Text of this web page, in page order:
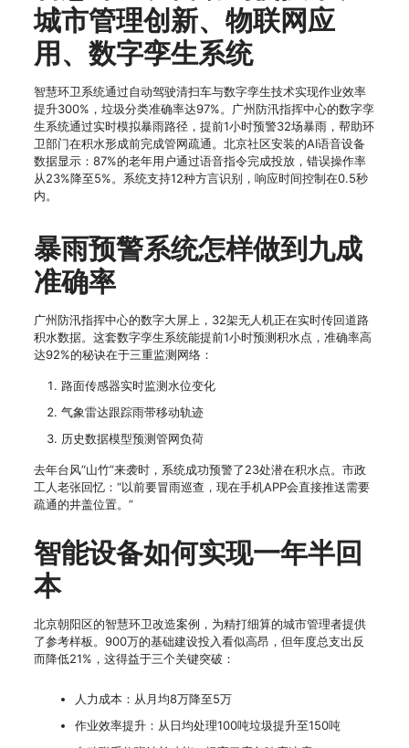
城市管理创新、物联网应
用、数字孪生系统
智慧环卫系统通过自动驾驶清扫车与数字孪生技术实现作业效率
提升300%，垃圾分类准确率达97%。广州防汛指挥中心的数字孪
生系统通过实时模拟暴雨路径，提前1小时预警32场暴雨，帮助环
卫部门在积水形成前完成管网疏通。北京社区安装的AI语音设备
数据显示：87%的老年用户通过语音指令完成投放，错误操作率
从23%降至5%。系统支持12种方言识别，响应时间控制在0.5秒
内。
暴雨预警系统怎样做到九成
准确率
广州防汛指挥中心的数字大屏上，32架无人机正在实时传回道路
积水数据。这套数字孪生系统能提前1小时预测积水点，准确率高
达92%的秘诀在于三重监测网络：
路面传感器实时监测水位变化
气象雷达跟踪雨带移动轨迹
历史数据模型预测管网负荷
去年台风“山竹”来袭时，系统成功预警了23处潜在积水点。市政
工人老张回忆：“以前要冒雨巡查，现在手机APP会直接推送需要
疏通的井盖位置。”
智能设备如何实现一年半回
本
北京朝阳区的智慧环卫改造案例，为精打细算的城市管理者提供
了参考样板。900万的基础建设投入看似高昂，但年度总支出反
而降低21%，这得益于三个关键突破：
人力成本：从月均8万降至5万
作业效率提升：从日均处理100吨垃圾提升至150吨